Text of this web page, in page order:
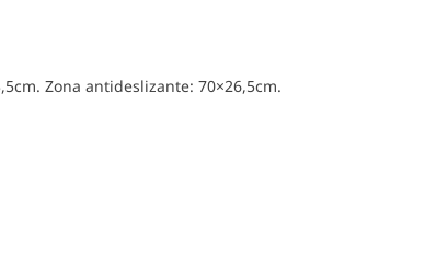
Zona antideslizante: 70×26,5cm.